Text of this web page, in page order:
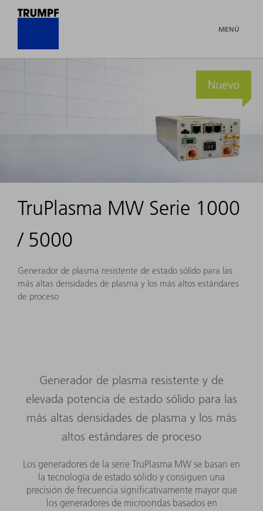
MENÚ
Nuevo
TruPlasma MW Serie 1000
/ 5000
Generador de plasma resistente de estado sólido para las
más altas densidades de plasma y los más altos estándares
de proceso
Generador de plasma resistente y de
elevada potencia de estado sólido para las
más altas densidades de plasma y los más
altos estándares de proceso
Los generadores de la serie TruPlasma MW se basan en
la tecnología de estado sólido y consiguen una
precisión de frecuencia significativamente mayor que
los generadores de microondas basados en